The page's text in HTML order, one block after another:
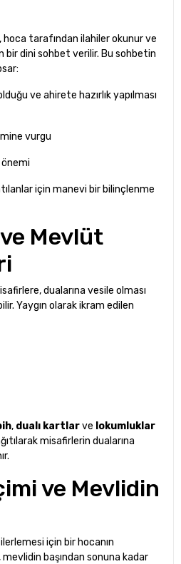
tarafından ilahiler okunur ve
bir dini sohbet verilir. Bu sohbetin
ve ahirete hazırlık yapılması
vurgu
için manevi bir bilinçlenme
Mevlüt
dualarına vesile olması
Yaygın olarak ikram edilen
, dualı kartlarve lokumluklar
misafirlerin dualarına
ve Mevlidin
için bir hocanın
mevlidin başından sonuna kadar